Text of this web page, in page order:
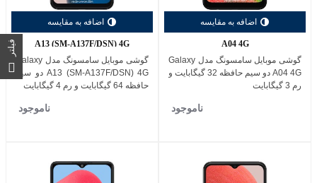
اضافه به مقایسه
A04 4G
گوشی موبایل سامسونگ مدل Galaxy
A04 4G دو سیم حافظه 32 گیگابایت و
رم 3 گیگابایت
ناموجود
اضافه به مقایسه
A13 (SM-A137F/DSN) 4G
گوشی موبایل سامسونگ مدل Galaxy
A13 (SM-A137F/DSN) 4G دو سیم
حافظه 64 گیگابایت و رم 4 گیگابایت
ناموجود
فیلتر